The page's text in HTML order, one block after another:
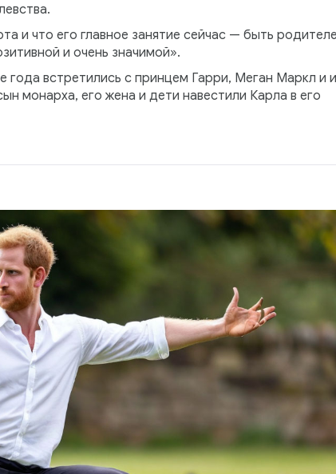
и что его главное занятие сейчас — быть
и очень значимой».
года встретились с принцем Гарри, Меган Маркл и
монарха, его жена и дети навестили Карла в его